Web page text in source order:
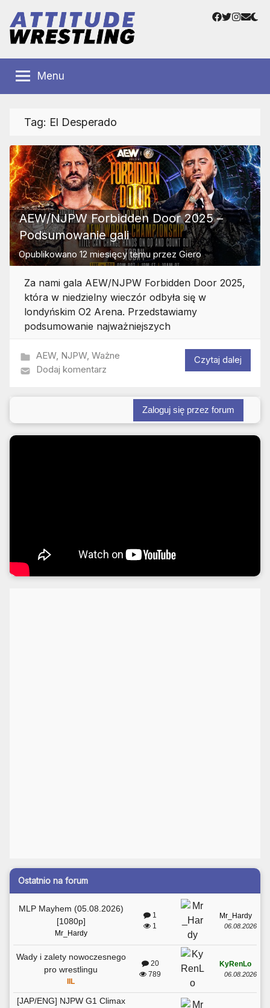
treści
Wrestling
Polska
Wrestlingu
Facebook
Twitter
Menu
Tag: El Desperado
AEW/NJPW Forbidden Door 2025 –
Podsumowanie gali
Opublikowano 12 miesięcy temu przez Giero
Za nami gala AEW/NJPW Forbidden Door 2025,
która w niedzielny wieczór odbyła się w
londyńskim O2 Arena. Przedstawiamy
podsumowanie najważniejszych
AEW, NJPW, Ważne
Dodaj komentarz
Czytaj dalej
Zaloguj się przez forum
Ostatnio na forum
MLP Mayhem (05.08.2026)
[1080p]
Mr_Hardy
1
1
Mr_Hardy
06.08.2026
Wady i zalety nowoczesnego
pro wrestlingu
IIL
20
789
KyRenLo
06.08.2026
[JAP/ENG] NJPW G1 Climax